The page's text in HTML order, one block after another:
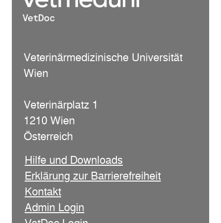
Veterinärmedizinische Universität
Wien
Veterinärplatz 1
1210 Wien
Österreich
Hilfe und Downloads
Erklärung zur Barrierefreiheit
Kontakt
Admin Login